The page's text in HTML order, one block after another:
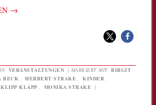
→
VERANSTALTUNGEN | MARKIERT MIT BIRGIT
BECK HERBERT STRAKE KINDER
KLAPP
MONIKA STRAKE |